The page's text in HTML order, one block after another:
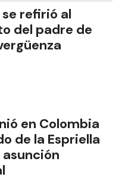
refirió al
del padre de
en Colombia
de la Espriella